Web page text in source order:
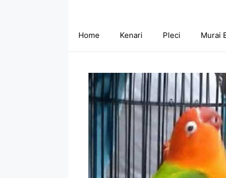
Home Kenari Pleci Murai